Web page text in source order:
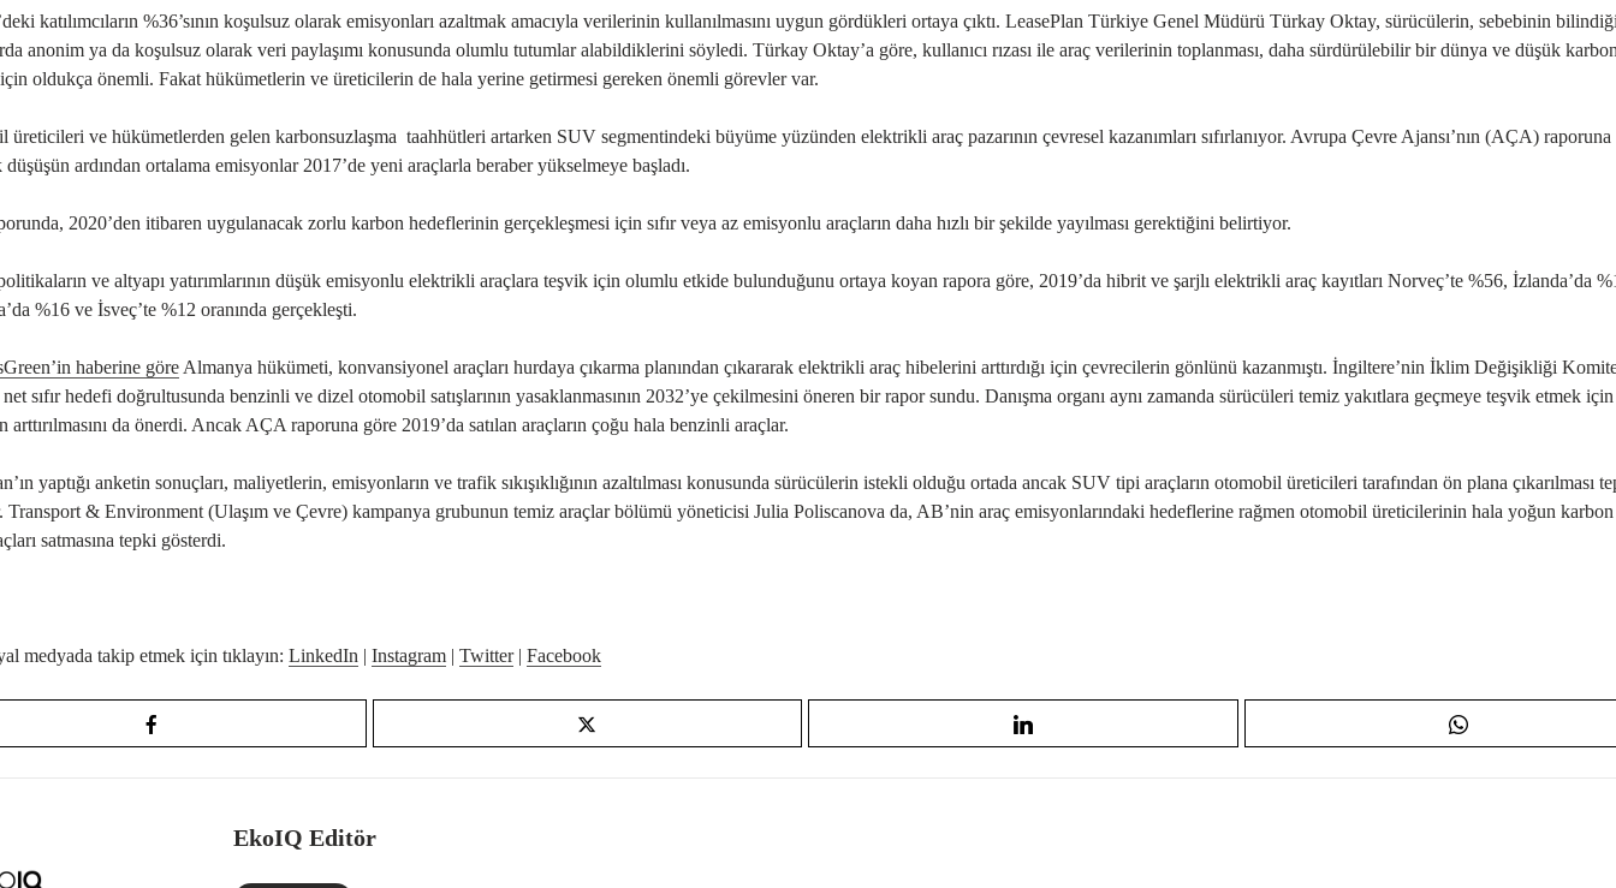
katılımcıların %36’sının koşulsuz olarak emisyonları azaltmak amacıyla verilerinin kullanılmasını uygun gördükleri ortaya çıktı. LeasePlan Türkiye Genel Müdürü Türkay Oktay, sürücülerin, sebebinin
anonim ya da koşulsuz olarak veri paylaşımı konusunda olumlu tutumlar alabildiklerini söyledi. Türkay Oktay’a göre, kullanıcı rızası ile araç verilerinin toplanması, daha sürdürülebilir bir dünya ve düşük
için oldukça önemli. Fakat hükümetlerin ve üreticilerin de hala yerine getirmesi gereken önemli görevler var.
üreticileri ve hükümetlerden gelen karbonsuzlaşma taahhütleri artarken SUV segmentindeki büyüme yüzünden elektrikli araç pazarının çevresel kazanımları sıfırlanıyor. Avrupa Çevre Ajansı’nın (AÇA) raporuna
düşüşün ardından ortalama emisyonlar 2017’de yeni araçlarla beraber yükselmeye başladı.
2020’den itibaren uygulanacak zorlu karbon hedeflerinin gerçekleşmesi için sıfır veya az emisyonlu araçların daha hızlı bir şekilde yayılması gerektiğini belirtiyor.
ve altyapı yatırımlarının düşük emisyonlu elektrikli araçlara teşvik için olumlu etkide bulunduğunu ortaya koyan rapora göre, 2019’da hibrit ve şarjlı elektrikli araç kayıtları Norveç’te %56, İzlanda’da
%16 ve İsveç’te %12 oranında gerçekleşti.
haberine göre Almanya hükümeti, konvansiyonel araçları hurdaya çıkarma planından çıkararak elektrikli araç hibelerini arttırdığı için çevrecilerin gönlünü kazanmıştı. İngiltere’nin İklim Değişikliği
net sıfır hedefi doğrultusunda benzinli ve dizel otomobil satışlarının yasaklanmasının 2032’ye çekilmesini öneren bir rapor sundu. Danışma organı aynı zamanda sürücüleri temiz yakıtlara geçmeye teşvik etmek için
arttırılmasını da önerdi. Ancak AÇA raporuna göre 2019’da satılan araçların çoğu hala benzinli araçlar.
yaptığı anketin sonuçları, maliyetlerin, emisyonların ve trafik sıkışıklığının azaltılması konusunda sürücülerin istekli olduğu ortada ancak SUV tipi araçların otomobil üreticileri tarafından ön plana çıkarılması
Transport & Environment (Ulaşım ve Çevre) kampanya grubunun temiz araçlar bölümü yöneticisi Julia Poliscanova da, AB’nin araç emisyonlarındaki hedeflerine rağmen otomobil üreticilerinin hala yoğun karbon
satmasına tepki gösterdi.
medyada takip etmek için tıklayın: LinkedIn | Instagram | Twitter| Facebook
EkoIQ Editör